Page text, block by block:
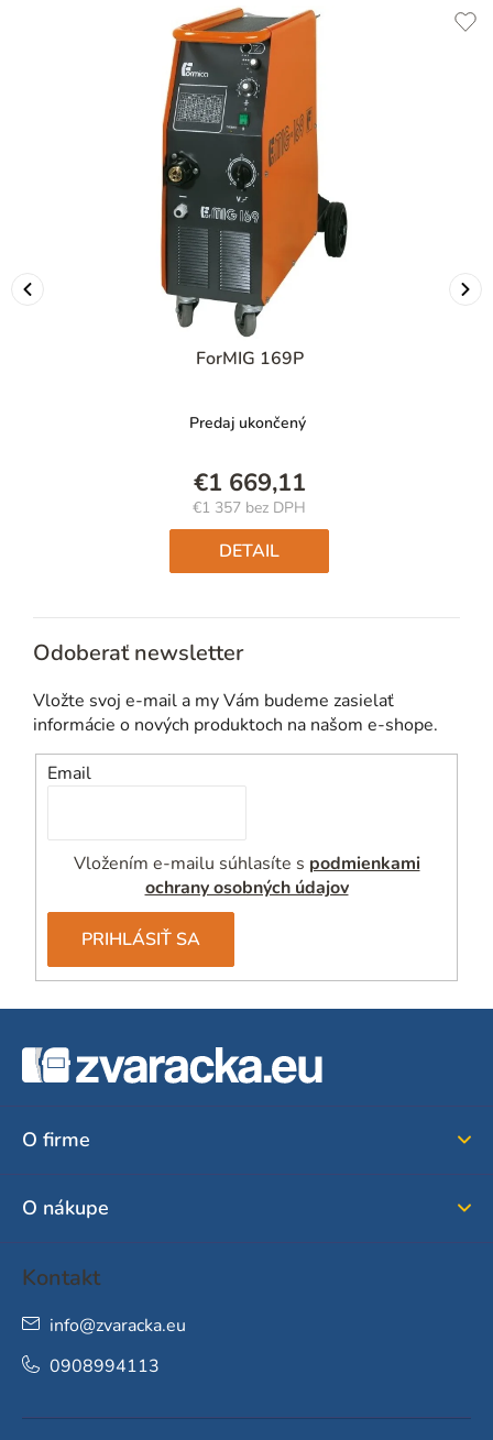
ForMIG 169P
Predaj ukončený
€1 669,11
€1 357 bez DPH
Jednotková
cena:
DETAIL
Odoberať newsletter
Vložte svoj e-mail a my Vám budeme zasielať
informácie o nových produktoch na našom e-shope.
Email
Vložením e-mailu súhlasíte s podmienkami
ochrany osobných údajov
PRIHLÁSIŤ SA
O firme
O nákupe
Kontakt
info@zvaracka.eu
0908994113